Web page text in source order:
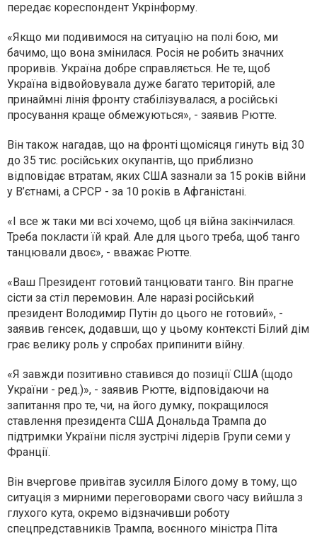
передає кореспондент Укрінформу.
«Якщо ми подивимося на ситуацію на полі бою, ми
бачимо, що вона змінилася. Росія не робить значних
проривів. Україна добре справляється. Не те, щоб
Україна відвойовувала дуже багато територій, але
принаймні лінія фронту стабілізувалася, а російські
просування краще обмежуються», - заявив Рютте.
Він також нагадав, що на фронті щомісяця гинуть від 30
до 35 тис. російських окупантів, що приблизно
відповідає втратам, яких США зазнали за 15 років війни
у В’єтнамі, а СРСР - за 10 років в Афганістані.
«І все ж таки ми всі хочемо, щоб ця війна закінчилася.
Треба покласти їй край. Але для цього треба, щоб танго
танцювали двоє», - вважає Рютте.
«Ваш Президент готовий танцювати танго. Він прагне
сісти за стіл перемовин. Але наразі російський
президент Володимир Путін до цього не готовий», -
заявив генсек, додавши, що у цьому контексті Білий дім
грає велику роль у спробах припинити війну.
«Я завжди позитивно ставився до позиції США (щодо
України - ред.)», - заявив Рютте, відповідаючи на
запитання про те, чи, на його думку, покращилося
ставлення президента США Дональда Трампа до
підтримки України після зустрічі лідерів Групи семи у
Франції.
Він вчергове привітав зусилля Білого дому в тому, що
ситуація з мирними переговорами свого часу вийшла з
глухого кута, окремо відзначивши роботу
спецпредставників Трампа, воєнного міністра Піта